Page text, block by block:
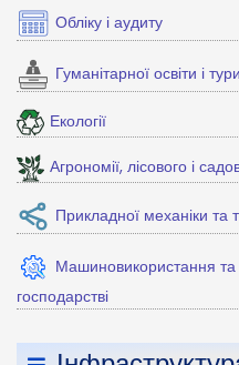
Обліку і аудиту
Гуманітарної освіти і
Екології
Агрономії, лісового і
Прикладної механіки та
Машиновикористання та
господарстві